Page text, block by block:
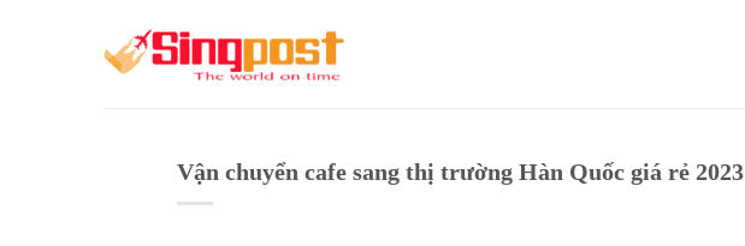
Vận chuyển cafe sang thị trường Hàn Quốc giá rẻ 2023